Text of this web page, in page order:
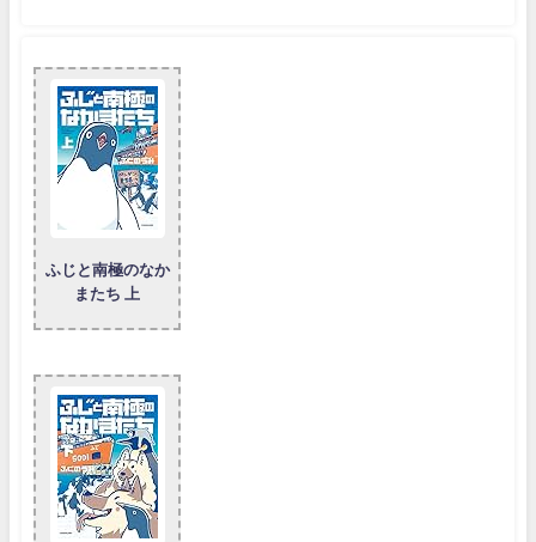
ふじと南極のなか
またち 上